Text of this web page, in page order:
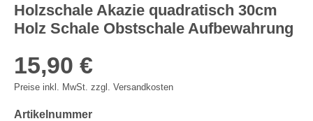
Holzschale Akazie quadratisch 30cm
Holz Schale Obstschale Aufbewahrung
15,90 €
Preise inkl. MwSt. zzgl. Versandkosten
Artikelnummer